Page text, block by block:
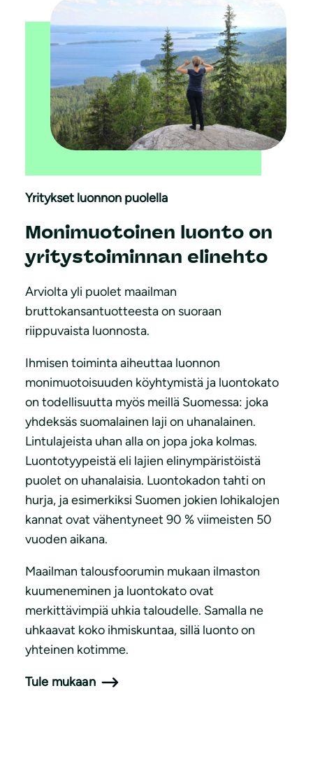
Yritykset luonnon puolella
Monimuotoinen luonto on
yritystoiminnan elinehto
Arviolta yli puolet maailman
bruttokansantuotteesta on suoraan
riippuvaista luonnosta.
Ihmisen toiminta aiheuttaa luonnon
monimuotoisuuden köyhtymistä ja luontokato
on todellisuutta myös meillä Suomessa: joka
yhdeksäs suomalainen laji on uhanalainen.
Lintulajeista uhan alla on jopa joka kolmas.
Luontotyypeistä eli lajien elinympäristöistä
puolet on uhanalaisia. Luontokadon tahti on
hurja, ja esimerkiksi Suomen jokien lohikalojen
kannat ovat vähentyneet 90 % viimeisten 50
vuoden aikana.
Maailman talousfoorumin mukaan ilmaston
kuumeneminen ja luontokato ovat
merkittävimpiä uhkia taloudelle. Samalla ne
uhkaavat koko ihmiskuntaa, sillä luonto on
yhteinen kotimme.
Tule mukaan